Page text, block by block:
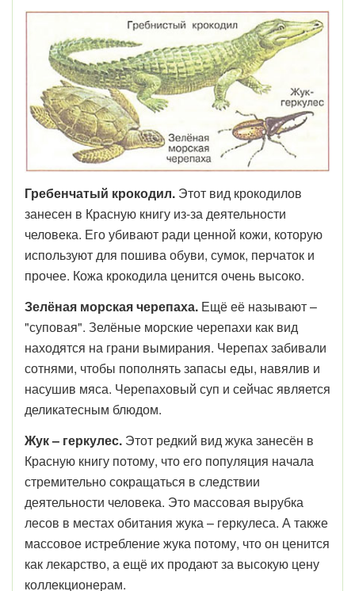
Гребенчатый крокодил. Этот вид крокодилов
занесен в Красную книгу из-за деятельности
человека. Его убивают ради ценной кожи, которую
используют для пошива обуви, сумок, перчаток и
прочее. Кожа крокодила ценится очень высоко.
Зелёная морская черепаха. Ещё её называют –
"суповая". Зелёные морские черепахи как вид
находятся на грани вымирания. Черепах забивали
сотнями, чтобы пополнять запасы еды, навялив и
насушив мяса. Черепаховый суп и сейчас является
деликатесным блюдом.
Жук – геркулес. Этот редкий вид жука занесён в
Красную книгу потому, что его популяция начала
стремительно сокращаться в следствии
деятельности человека. Это массовая вырубка
лесов в местах обитания жука – геркулеса. А также
массовое истребление жука потому, что он ценится
как лекарство, а ещё их продают за высокую цену
коллекционерам.